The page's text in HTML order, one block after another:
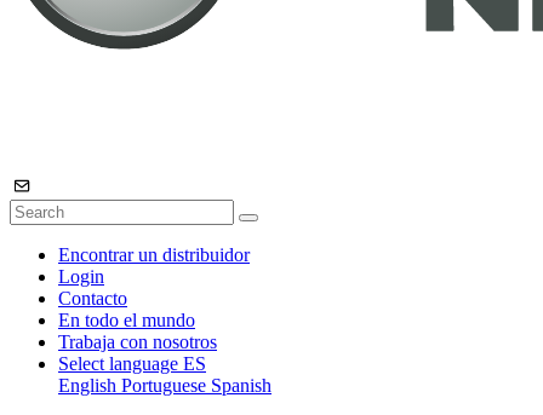
Encontrar un distribuidor
Login
Contacto
En todo el mundo
Trabaja con nosotros
Select language ES
English Portuguese Spanish